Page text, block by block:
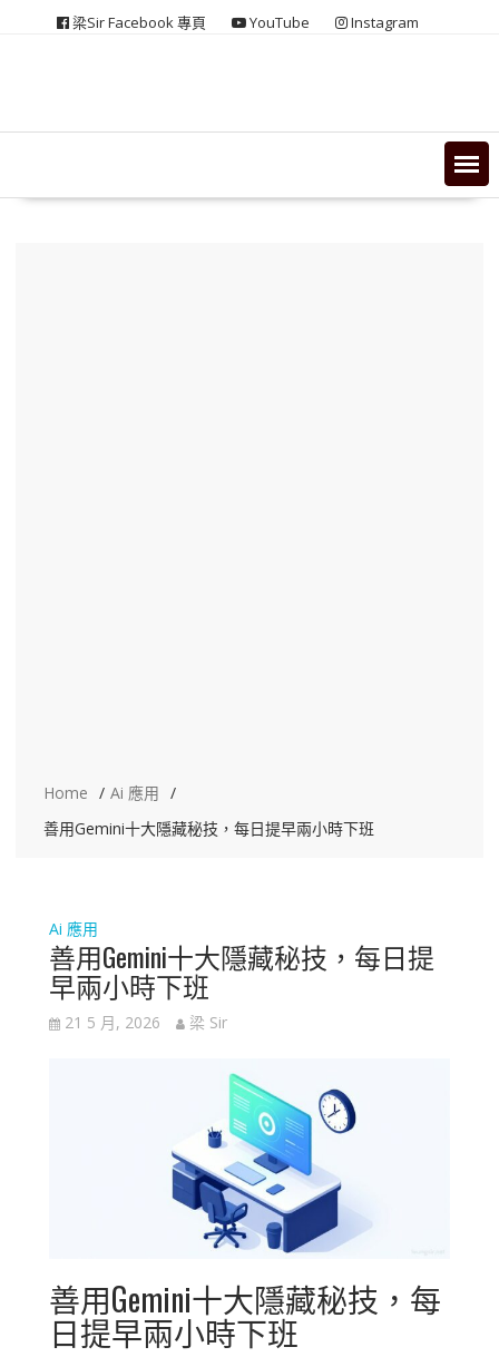
梁Sir Facebook 專頁 YouTube Instagram
Home
Ai 應用
善用Gemini十大隱藏秘技，每日提早兩小時下班
Ai 應用
善用Gemini十大隱藏秘技，每日提
早兩小時下班
21 5 月, 2026 梁 Sir
善用Gemini十大隱藏秘技，每
日提早兩小時下班